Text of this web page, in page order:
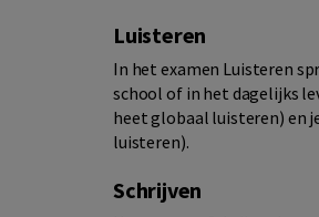
Luisteren
In het examen Luisteren
school of in het dagelijks
heet globaal luisteren) en
luisteren).
Schrijven